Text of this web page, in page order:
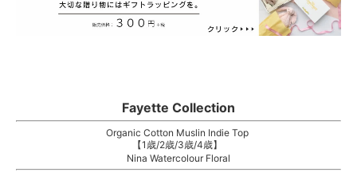
Fayette Collection
Organic Cotton Muslin Indie Top
【1歳/2歳/3歳/4歳】
Nina Watercolour Floral